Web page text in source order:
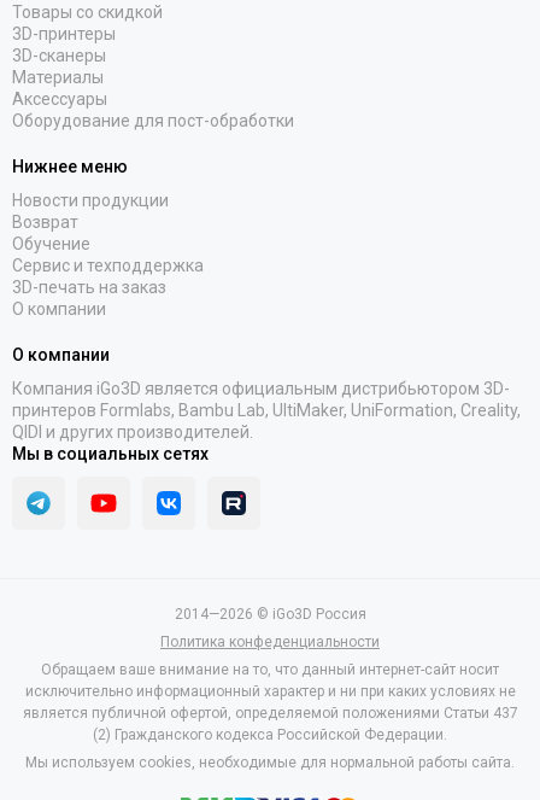
Товары со скидкой
3D-принтеры
3D-сканеры
Материалы
Аксессуары
Оборудование для пост-обработки
Нижнее меню
Новости продукции
Возврат
Обучение
Сервис и техподдержка
3D-печать на заказ
О компании
О компании
Компания iGo3D является официальным дистрибьютором 3D-
принтеров Formlabs, Bambu Lab, UltiMaker, UniFormation, Creality,
QIDI и других производителей.
Мы в социальных сетях
2014—2026 © iGo3D Россия
Политика конфеденциальности
Обращаем ваше внимание на то, что данный интернет-сайт носит
исключительно информационный характер и ни при каких условиях не
является публичной офертой, определяемой положениями Статьи 437
(2) Гражданского кодекса Российской Федерации.
Мы используем cookies, необходимые для нормальной работы сайта.